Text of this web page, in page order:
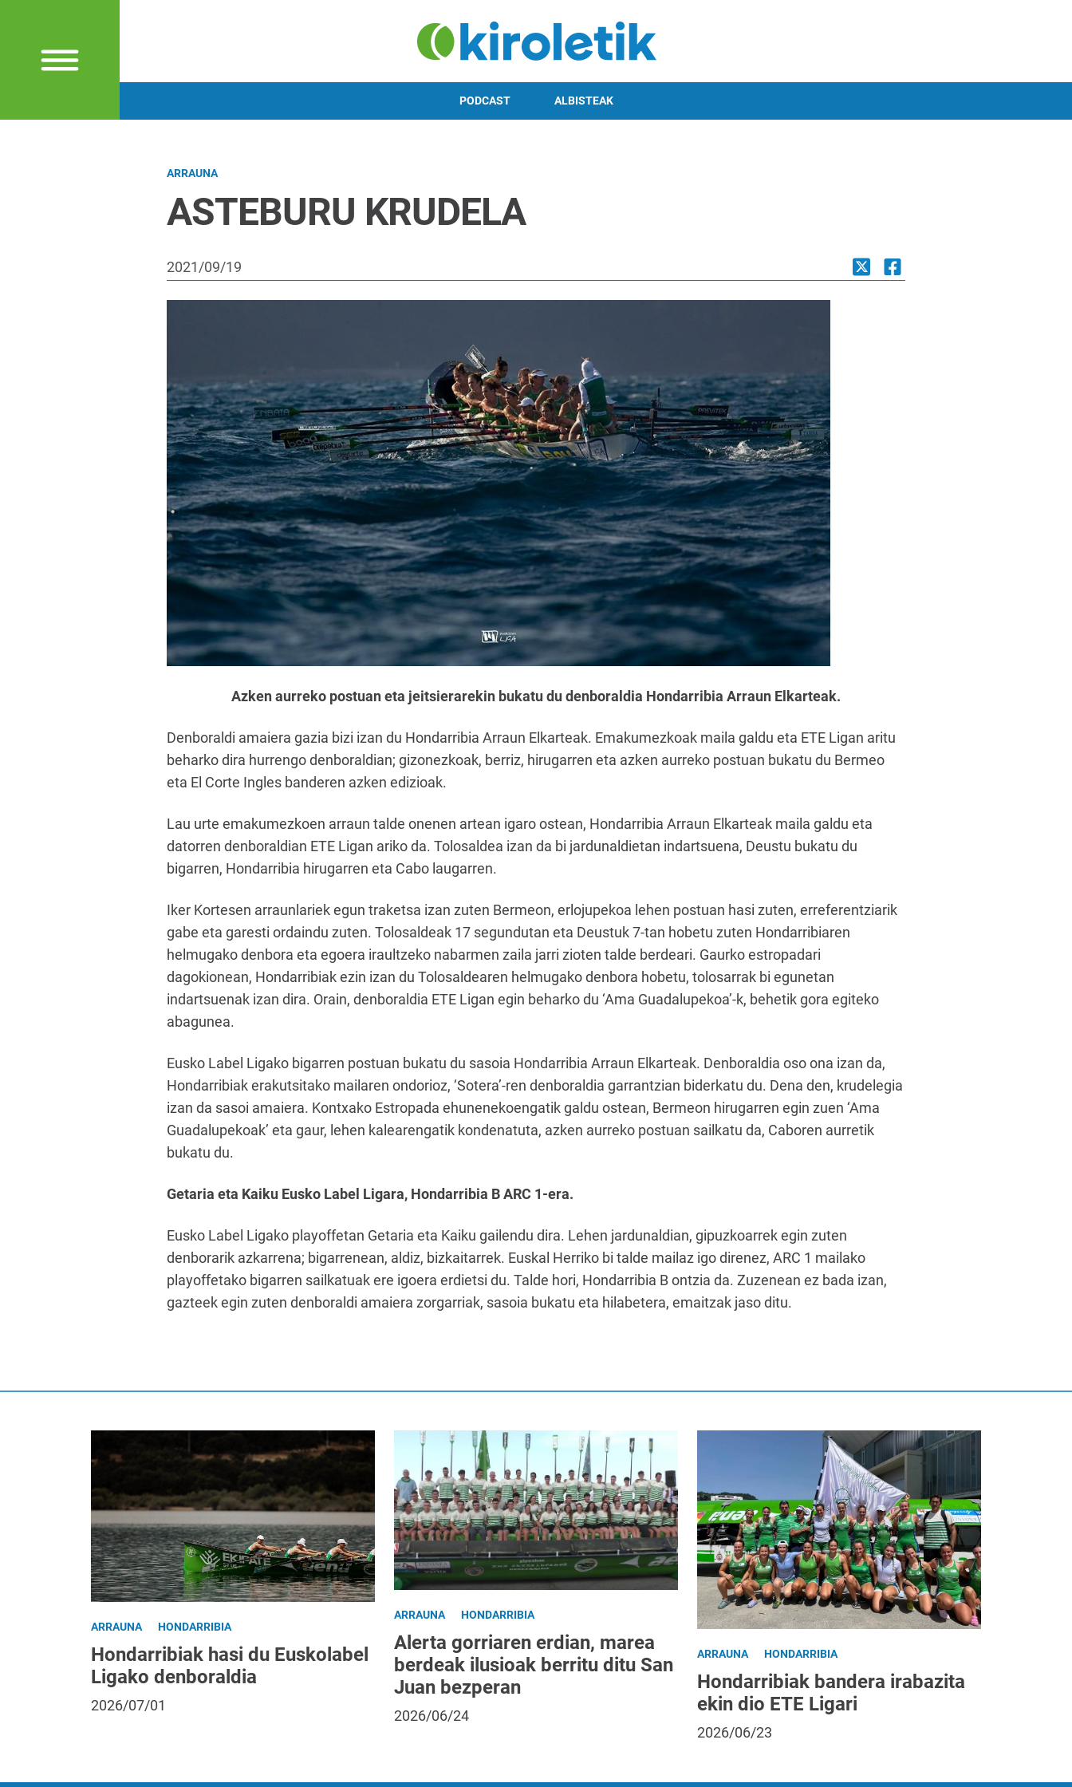
PODCAST ALBISTEAK
ARRAUNA
ASTEBURU KRUDELA
2021/09/19
Azken aurreko postuan eta jeitsierarekin bukatu du denboraldia Hondarribia Arraun Elkarteak.
Denboraldi amaiera gazia bizi izan du Hondarribia Arraun Elkarteak. Emakumezkoak maila galdu eta ETE Ligan aritu
beharko dira hurrengo denboraldian; gizonezkoak, berriz, hirugarren eta azken aurreko postuan bukatu du Bermeo
eta El Corte Ingles banderen azken edizioak.
Lau urte emakumezkoen arraun talde onenen artean igaro ostean, Hondarribia Arraun Elkarteak maila galdu eta
datorren denboraldian ETE Ligan ariko da. Tolosaldea izan da bi jardunaldietan indartsuena, Deustu bukatu du
bigarren, Hondarribia hirugarren eta Cabo laugarren.
Iker Kortesen arraunlariek egun traketsa izan zuten Bermeon, erlojupekoa lehen postuan hasi zuten, erreferentziarik
gabe eta garesti ordaindu zuten. Tolosaldeak 17 segundutan eta Deustuk 7-tan hobetu zuten Hondarribiaren
helmugako denbora eta egoera iraultzeko nabarmen zaila jarri zioten talde berdeari. Gaurko estropadari
dagokionean, Hondarribiak ezin izan du Tolosaldearen helmugako denbora hobetu, tolosarrak bi egunetan
indartsuenak izan dira. Orain, denboraldia ETE Ligan egin beharko du ‘Ama Guadalupekoa’-k, behetik gora egiteko
abagunea.
Eusko Label Ligako bigarren postuan bukatu du sasoia Hondarribia Arraun Elkarteak. Denboraldia oso ona izan da,
Hondarribiak erakutsitako mailaren ondorioz, ‘Sotera’-ren denboraldia garrantzian biderkatu du. Dena den, krudelegia
izan da sasoi amaiera. Kontxako Estropada ehunenekoengatik galdu ostean, Bermeon hirugarren egin zuen ‘Ama
Guadalupekoak’ eta gaur, lehen kalearengatik kondenatuta, azken aurreko postuan sailkatu da, Caboren aurretik
bukatu du.
Getaria eta Kaiku Eusko Label Ligara, Hondarribia B ARC 1-era.
Eusko Label Ligako playoffetan Getaria eta Kaiku gailendu dira. Lehen jardunaldian, gipuzkoarrek egin zuten
denborarik azkarrena; bigarrenean, aldiz, bizkaitarrek. Euskal Herriko bi talde mailaz igo direnez, ARC 1 mailako
playoffetako bigarren sailkatuak ere igoera erdietsi du. Talde hori, Hondarribia B ontzia da. Zuzenean ez bada izan,
gazteek egin zuten denboraldi amaiera zorgarriak, sasoia bukatu eta hilabetera, emaitzak jaso ditu.
ARRAUNA HONDARRIBIA
Hondarribiak hasi du Euskolabel
Ligako denboraldia
2026/07/01
ARRAUNA HONDARRIBIA
Alerta gorriaren erdian, marea
berdeak ilusioak berritu ditu San
Juan bezperan
2026/06/24
ARRAUNA HONDARRIBIA
Hondarribiak bandera irabazita
ekin dio ETE Ligari
2026/06/23